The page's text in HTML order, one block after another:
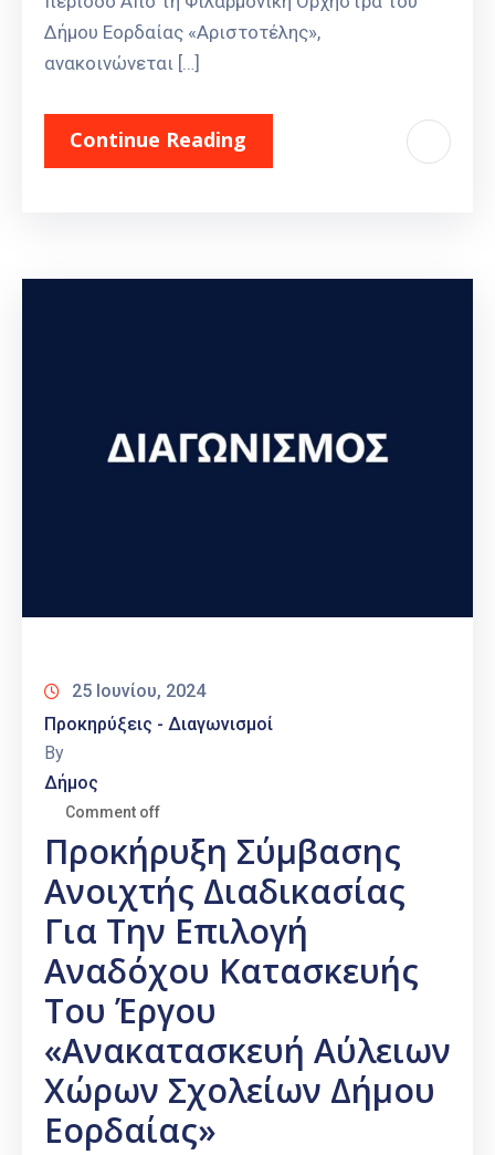
Δήμου Εορδαίας «Αριστοτέλης»,
ανακοινώνεται […]
Continue Reading
25 Ιουνίου, 2024
Προκηρύξεις - Διαγωνισμοί
By
Δήμος
Comment off
Προκήρυξη Σύμβασης
Ανοιχτής Διαδικασίας
Για Την Επιλογή
Αναδόχου Κατασκευής
Του Έργου
«Ανακατασκευή Αύλειων
Χώρων Σχολείων Δήμου
Εορδαίας»